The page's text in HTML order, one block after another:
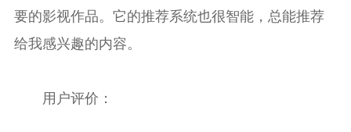
要的影视作品。它的推荐系统也很智能，总能推荐
给我感兴趣的内容。
用户评价：